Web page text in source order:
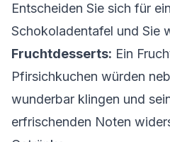
Entscheiden Sie sich für
Schokoladentafel und Sie
Fruchtdesserts: Ein
Pfirsichkuchen würden
wunderbar klingen und
erfrischenden Noten